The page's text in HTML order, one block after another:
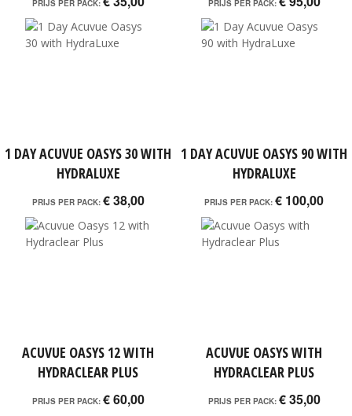
PRIJS PER PACK: PRIJS PER PACK:
1 DAY ACUVUE OASYS 30 WITH
HYDRALUXE
PRIJS PER PACK: € 38,00
1 DAY ACUVUE OASYS 90 WITH
HYDRALUXE
PRIJS PER PACK: € 100,00
ACUVUE OASYS 12 WITH
HYDRACLEAR PLUS
PRIJS PER PACK: € 60,00
ACUVUE OASYS WITH
HYDRACLEAR PLUS
PRIJS PER PACK: € 35,00